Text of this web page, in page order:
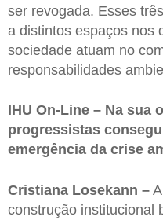
ser revogada. Esses
a distintos espaços nos
sociedade atuam no
responsabilidades
IHU On-Line – Na sua
progressistas
emergência da crise
Cristiana Losekann –
construção institucional